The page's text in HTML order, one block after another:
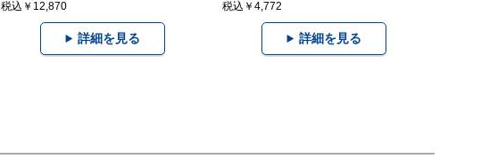
税込￥12,870
詳細を見る
税込￥4,772
詳細を見る